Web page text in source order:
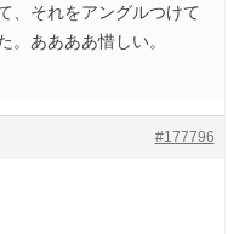
、それをアングルつけて
。ああああ惜しい。
#177796